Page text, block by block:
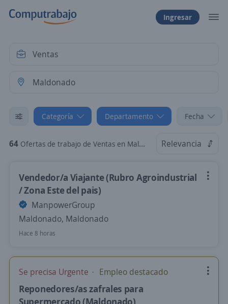
Ingresar
Categoría Departamento Fecha
64 Ofertas de trabajo de Ventas en Maldonado Relevancia
Vendedor/a Viajante (Rubro Agroindustrial
/ Zona Este del pais)
ManpowerGroup
Maldonado, Maldonado
Hace 8 horas
Se precisa Urgente Empleo destacado
Reponedores/as zafrales para
Supermercado (Maldonado)